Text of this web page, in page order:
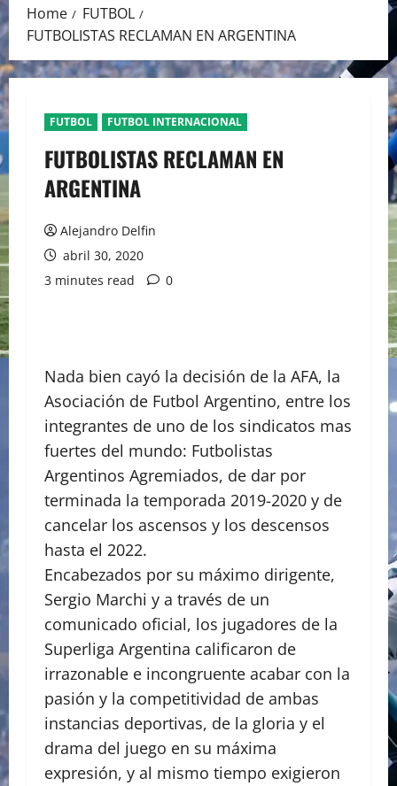
Home
FUTBOL
FUTBOLISTAS RECLAMAN EN ARGENTINA
FUTBOL FUTBOL INTERNACIONAL
FUTBOLISTAS RECLAMAN EN
ARGENTINA
Alejandro Delfin
abril 30, 2020
3 minutes read
0
Nada bien cayó la decisión de la AFA, la
Asociación de Futbol Argentino, entre los
integrantes de uno de los sindicatos mas
fuertes del mundo: Futbolistas
Argentinos Agremiados, de dar por
terminada la temporada 2019-2020 y de
cancelar los ascensos y los descensos
hasta el 2022.
Encabezados por su máximo dirigente,
Sergio Marchi y a través de un
comunicado oficial, los jugadores de la
Superliga Argentina calificaron de
irrazonable e incongruente acabar con la
pasión y la competitividad de ambas
instancias deportivas, de la gloria y el
drama del juego en su máxima
expresión, y al mismo tiempo exigieron